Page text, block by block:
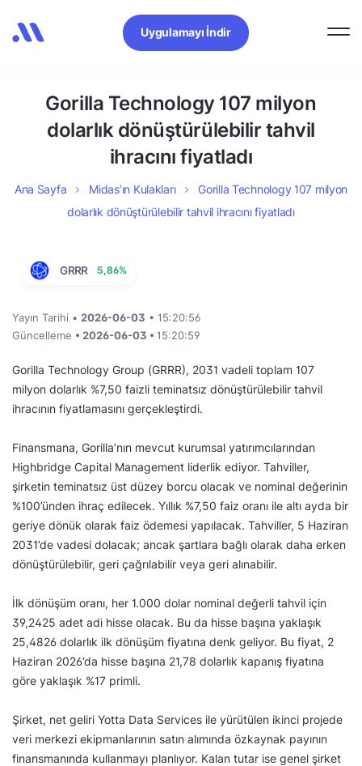
Uygulamayı İndir
Gorilla Technology 107 milyon
dolarlık dönüştürülebilir tahvil
ihracını fiyatladı
Ana Sayfa Midas’ın Kulakları
Gorilla Technology 107 milyon
dolarlık dönüştürülebilir tahvil ihracını fiyatladı
GRRR 5,86%
Yayın Tarihi • 2026-06-03 • 15:20:56
Güncelleme • 2026-06-03 • 15:20:59
Gorilla Technology Group (GRRR), 2031 vadeli toplam 107
milyon dolarlık %7,50 faizli teminatsız dönüştürülebilir tahvil
ihracının fiyatlamasını gerçekleştirdi.
Finansmana, Gorilla’nın mevcut kurumsal yatırımcılarından
Highbridge Capital Management liderlik ediyor. Tahviller,
şirketin teminatsız üst düzey borcu olacak ve nominal değerinin
%100’ünden ihraç edilecek. Yıllık %7,50 faiz oranı ile altı ayda bir
geriye dönük olarak faiz ödemesi yapılacak. Tahviller, 5 Haziran
2031’de vadesi dolacak; ancak şartlara bağlı olarak daha erken
dönüştürülebilir, geri çağrılabilir veya geri alınabilir.
İlk dönüşüm oranı, her 1.000 dolar nominal değerli tahvil için
39,2425 adet adi hisse olacak. Bu da hisse başına yaklaşık
25,4826 dolarlık ilk dönüşüm fiyatına denk geliyor. Bu fiyat, 2
Haziran 2026’da hisse başına 21,78 dolarlık kapanış fiyatına
göre yaklaşık %17 primli.
Şirket, net geliri Yotta Data Services ile yürütülen ikinci projede
veri merkezi ekipmanlarının satın alımında özkaynak payının
finansmanında kullanmayı planlıyor. Kalan tutar ise genel şirket